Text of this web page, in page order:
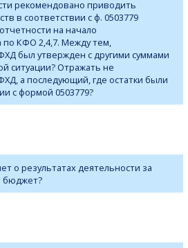
рекомендовано приводить
в соответствии с ф. 0503779
на начало
по КФО 2,4,7. Между тем,
был утвержден с другими суммами
ситуации? Отражать не
а последующий, где остатки были
с формой 0503779?
о результатах деятельности за
бюджет?